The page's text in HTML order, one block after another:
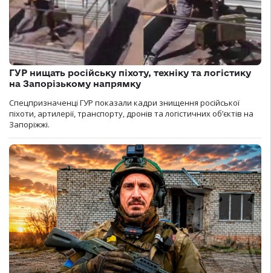
ГУР нищать російську піхоту, техніку та логістику
на Запорізькому напрямку
Спецпризначенці ГУР показали кадри знищення російської
піхоти, артилерії, транспорту, дронів та логістичних об’єктів на
Запоріжжі.